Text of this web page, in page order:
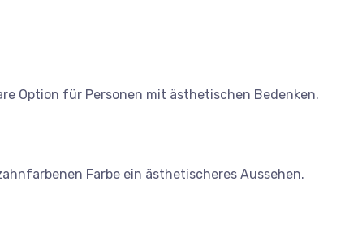
Option für Personen mit ästhetischen Bedenken.
Farbe ein ästhetischeres Aussehen.